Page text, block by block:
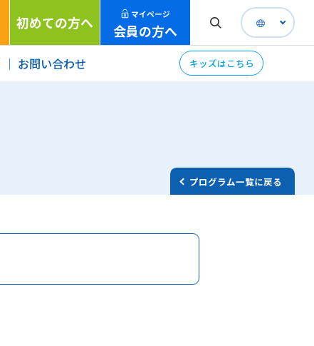
初めての方へ マイページ
会員の方へ
お問い合わせ キッズはこちら
プログラム一覧に戻る